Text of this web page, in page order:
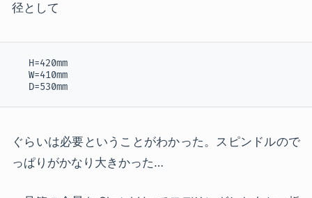
径として
   H=420mm
   W=410mm
   D=530mm
ぐらいは必要ということがわかった。スピンドルので
っぱりがかなり大きかった…